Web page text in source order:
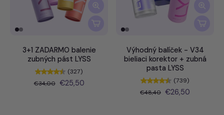
3+1 ZADARMO balenie
zubných pást LYSS
(327)
€34,00 €25,50
Výhodný balíček - V34
bieliaci korektor + zubná
pasta LYSS
(739)
€48,40 €26,50